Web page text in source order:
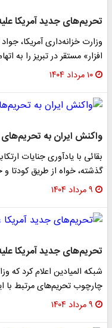
تحریم‌های جدید آمریکا
وزارت خزانه‌داری آمریکا،
افزار» مستقر در تبریز را به
۱۰ مرداد ۱۴۰۴
واکنش ایران به تحریم‌های
بقائی با یادآوری جنایات
گذشته، خواه از طریق کودتا
۹ مرداد ۱۴۰۴
تحریم‌های جدید آمریکا
شبکه المیادین اعلام کرد که
چارچوب تحریم‌های مرتبط با ایران،
۹ مرداد ۱۴۰۴